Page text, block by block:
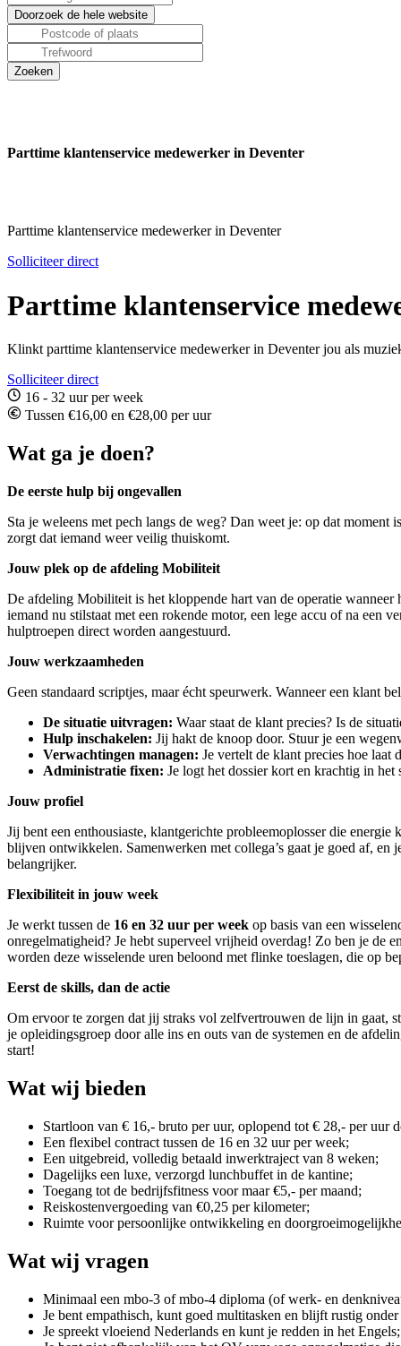
Parttime klantenservice medewerker in Deventer
Parttime klantenservice medewerker in Deventer
Solliciteer direct
Parttime klantenservice
Klinkt parttime klantenservice medewerker in Deventer jou als
Solliciteer direct
16 - 32 uur per week
Tussen €16,00 en €28,00 per uur
Wat ga je doen?
De eerste hulp bij ongevallen
Sta je weleens met pech langs de weg? Dan weet je: op dat
zorgt dat iemand weer veilig thuiskomt.
Jouw plek op de afdeling Mobiliteit
De afdeling Mobiliteit is het kloppende hart van de operatie wanneer
iemand nu stilstaat met een rokende motor, een lege accu of na een
hulptroepen direct worden aangestuurd.
Jouw werkzaamheden
Geen standaard scriptjes, maar écht speurwerk. Wanneer een klant
De situatie uitvragen: Waar staat de klant precies? Is de
Hulp inschakelen: Jij hakt de knoop door. Stuur je een
Verwachtingen managen: Je vertelt de klant precies hoe laat
Administratie fixen: Je logt het dossier kort en krachtig in het
Jouw profiel
Jij bent een enthousiaste, klantgerichte probleemoplosser die
blijven ontwikkelen. Samenwerken met collega’s gaat je goed af,
belangrijker.
Flexibiliteit in jouw week
Je werkt tussen de 16 en 32 uur per week op basis van een
onregelmatigheid? Je hebt superveel vrijheid overdag! Zo ben je de
worden deze wisselende uren beloond met flinke toeslagen, die op
Eerst de skills, dan de actie
Om ervoor te zorgen dat jij straks vol zelfvertrouwen de lijn in gaat,
je opleidingsgroep door alle ins en outs van de systemen en de
start!
Wat wij bieden
Startloon van € 16,- bruto per uur, oplopend tot € 28,- per uur
Een flexibel contract tussen de 16 en 32 uur per week;
Een uitgebreid, volledig betaald inwerktraject van 8 weken;
Dagelijks een luxe, verzorgd lunchbuffet in de kantine;
Toegang tot de bedrijfsfitness voor maar €5,- per maand;
Reiskostenvergoeding van €0,25 per kilometer;
Ruimte voor persoonlijke ontwikkeling en
Wat wij vragen
Minimaal een mbo-3 of mbo-4 diploma (of werk- en
Je bent empathisch, kunt goed multitasken en blijft rustig
Je spreekt vloeiend Nederlands en kunt je redden in het Engels;